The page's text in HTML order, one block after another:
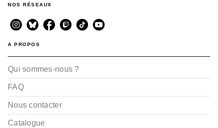
NOS RÉSEAUX
A PROPOS
Qui sommes-nous ?
FAQ
Nous contacter
Catalogue